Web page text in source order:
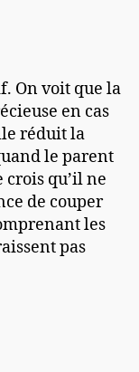
On voit que la
en cas
réduit la
le parent
qu’il ne
de couper
les
pas